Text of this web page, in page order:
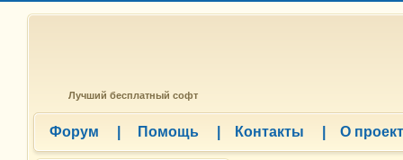
Лучший бесплатный софт
Форум Помощь Контакты О